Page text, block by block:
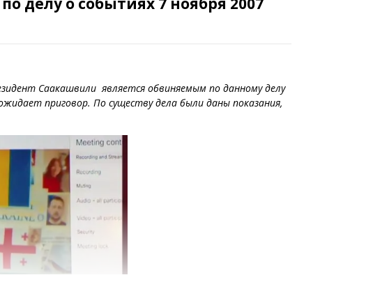
Саакашвили является обвиняемым по данному делу
приговор. По существу дела были даны показания,